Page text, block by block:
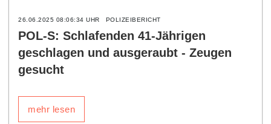
26.06.2025 08:06:34 UHR POLIZEIBERICHT
POL-S: Schlafenden 41-Jährigen
geschlagen und ausgeraubt - Zeugen
gesucht
mehr lesen